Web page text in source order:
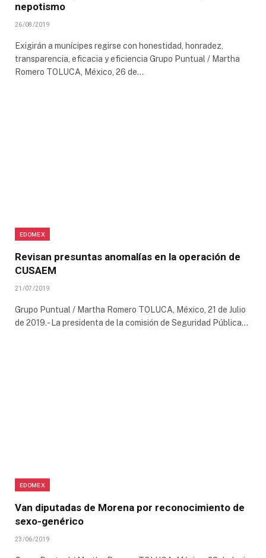
nepotismo
26/08/2019
Exigirán a munícipes regirse con honestidad, honradez,
transparencia, eficacia y eficiencia Grupo Puntual / Martha
Romero TOLUCA, México, 26 de…
EDOMEX
Revisan presuntas anomalías en la operación de
CUSAEM
21/07/2019
Grupo Puntual / Martha Romero TOLUCA, México, 21 de Julio
de 2019.- La presidenta de la comisión de Seguridad Pública…
EDOMEX
Van diputadas de Morena por reconocimiento de
sexo-genérico
23/06/2019